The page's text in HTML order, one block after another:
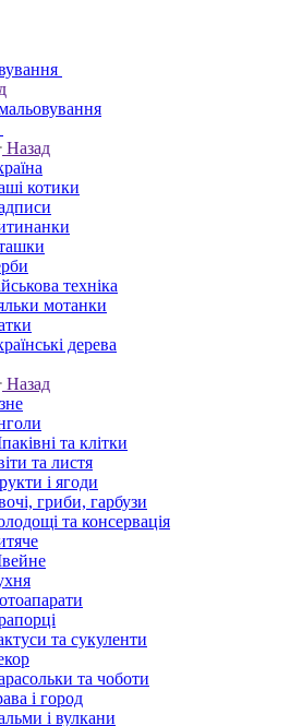
Назад
котики
техніка
мотанки
дерева
Назад
та клітки
та листя
і ягоди
гриби, гарбузи
та консервація
та сукуленти
та чоботи
і город
і вулкани